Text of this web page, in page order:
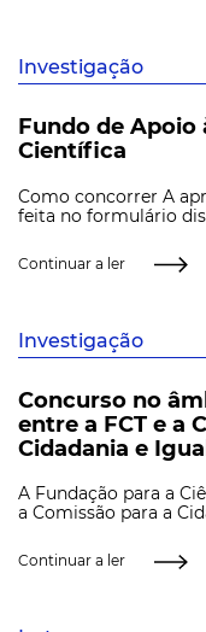
Investigação
Fundo de Apoio
Científica
Como concorrer A
feita no formulário
Continuar a ler
Investigação
Concurso no
entre a FCT e a
Cidadania e
A Fundação para a
a Comissão para a
Continuar a ler